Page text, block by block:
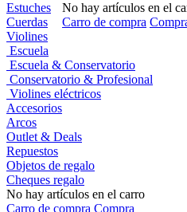
No hay artículos en el
Carro de compra
Estuches
Cuerdas
Violines
Escuela
Escuela & Conservatorio
Conservatorio & Profesional
Violines eléctricos
Accesorios
Arcos
Outlet & Deals
Repuestos
Objetos de regalo
Cheques regalo
No hay artículos en el carro
Carro de compra Compra